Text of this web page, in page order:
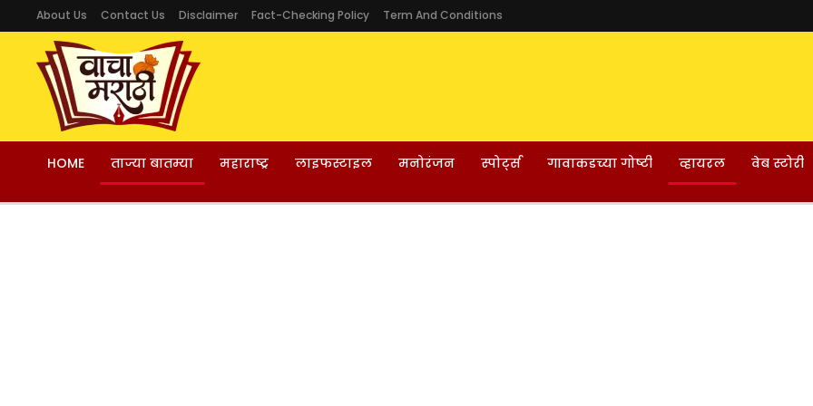
About Us Contact Us Disclaimer Fact-Checking Policy Term And Conditions
HOME ताज्या बातम्या महाराष्ट्र लाइफस्टाइल मनोरंजन स्पोर्ट्स गावाकडच्या गोष्टी व्हायरल वेब स्टोरी